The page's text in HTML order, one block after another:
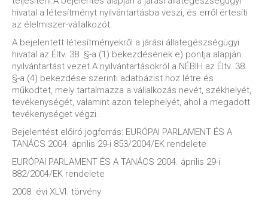
hivatal a létesítményt nyilvántartásba veszi, és erről értesíti
az élelmiszer-vállalkozót.
A bejelentett létesítményekről a járási állategészségügyi
hivatal az Éltv. 38. §-a (1) bekezdésének e) pontja alapján
nyilvántartást vezet.A nyilvántartásokról a NÉBIH az Éltv. 38.
§-a (4) bekezdése szerinti adatbázist hoz létre és
működtet, mely tartalmazza a vállalkozás nevét, székhelyét,
tevékenységét, valamint azon telephelyét, ahol a megadott
tevékenységet végzi.
Bejelentést előíró jogforrás: EURÓPAI PARLAMENT ÉS A
TANÁCS 2004. április 29-i 853/2004/EK rendelete
EURÓPAI PARLAMENT ÉS A TANÁCS 2004. április 29-i
882/2004/EK rendelete
2008. évi XLVI. törvény